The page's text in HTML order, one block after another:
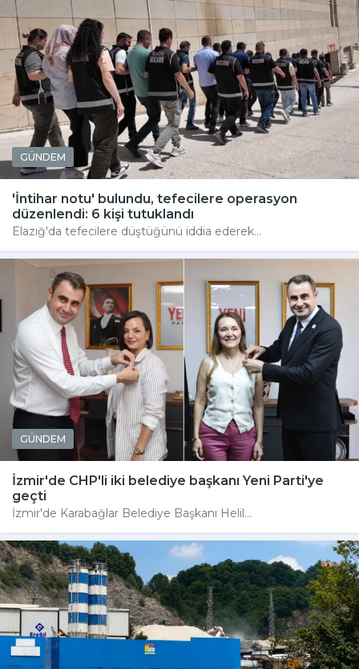
GÜNDEM
'İntihar notu' bulundu, tefecilere operasyon
düzenlendi: 6 kişi tutuklandı
Elazığ'da tefecilere düştüğünü iddia ederek...
GÜNDEM
İzmir'de CHP'li iki belediye başkanı Yeni Parti'ye
geçti
İzmir'de Karabağlar Belediye Başkanı Helil...